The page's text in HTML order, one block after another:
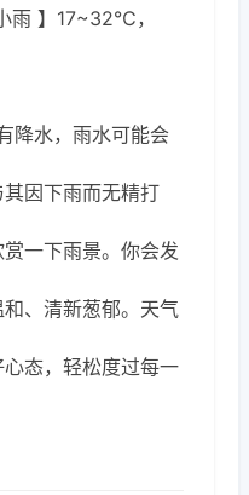
雨 】17~32℃，
降水，雨水可能会
因下雨而无精打
一下雨景。你会发
、清新葱郁。天气
态，轻松度过每一